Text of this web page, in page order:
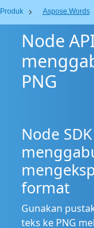
Produk Aspose.Words
Node
PNG
Node
format
Gunakan
teks ke PNG